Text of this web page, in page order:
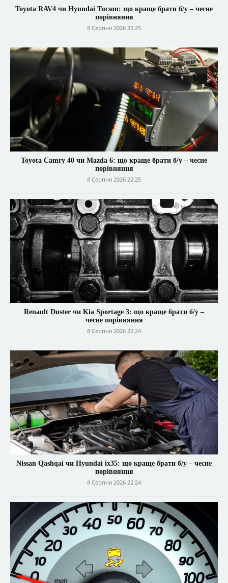
Toyota RAV4 чи Hyundai Tucson: що краще брати б/у – чесне
порівняння
8 Серпня 2026 22:25
Toyota Camry 40 чи Mazda 6: що краще брати б/у – чесне
порівняння
8 Серпня 2026 22:25
Renault Duster чи Kia Sportage 3: що краще брати б/у –
чесне порівняння
8 Серпня 2026 22:24
Nissan Qashqai чи Hyundai ix35: що краще брати б/у – чесне
порівняння
8 Серпня 2026 22:24